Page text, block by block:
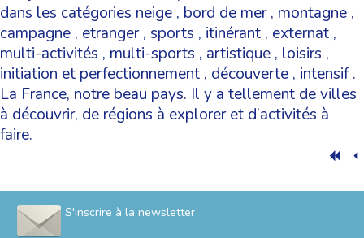
dans les catégories neige , bord de mer, montagne ,
campagne , etranger, sports , itinérant , externat ,
multi-activités , multi-sports , artistique , loisirs ,
initiation et perfectionnement , découverte , intensif.
La France, notre beau pays. Il y a tellement de villes
à découvrir, de régions à explorer et d’activités à
faire.
S'inscrire à la newsletter